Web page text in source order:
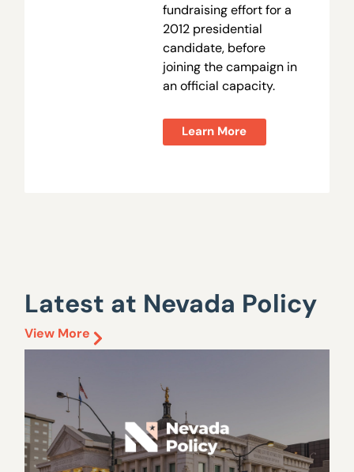
fundraising effort for a
2012 presidential
candidate, before
joining the campaign in
an official capacity.
Learn More
Latest at Nevada Policy
View More